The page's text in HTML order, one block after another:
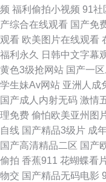
瑞超逼碰碰 伊人网站 先锋
产三级 欧亚色图999 草莓
嫩久久懂色 久九精品 国产
视频 国产色成 伊人大香蕉
91成人蜜桃在线 日本性生
在线免费网址 传媒一级片
频 福利偷拍小视频 91社
产综合在线观看 国产免
观看 欧美图片在线观看
福利永久
日韩中文字幕
黄色3级抢网站 国产一
学生妹Av网站 亚洲人成
国产成人内射无码 激情
理免费 偷怕欧美亚州图
自线 国产精品3级片 成
国产高清精品二区 国产
偷拍 香蕉911 花蝴蝶看
物交 国产精品无码电影